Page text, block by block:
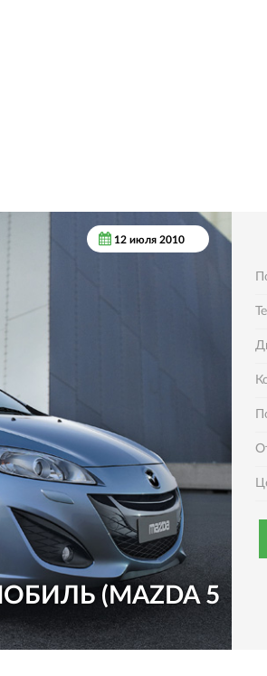
(MAZDA 5
12 июля 2010